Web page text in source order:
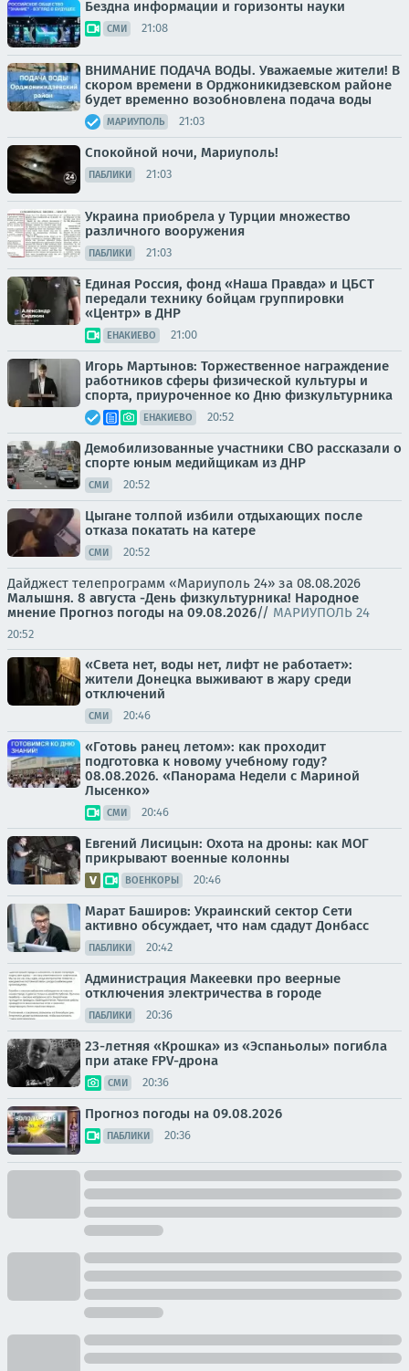
Бездна информации и горизонты науки
СМИ 21:08
ВНИМАНИЕ ПОДАЧА ВОДЫ. Уважаемые жители! В
скором времени в Орджоникидзевском районе
будет временно возобновлена подача воды
МАРИУПОЛЬ 21:03
Спокойной ночи, Мариуполь!
ПАБЛИКИ 21:03
Украина приобрела у Турции множество
различного вооружения
ПАБЛИКИ 21:03
Единая Россия, фонд «Наша Правда» и ЦБСТ
передали технику бойцам группировки
«Центр» в ДНР
ЕНАКИЕВО 21:00
Игорь Мартынов: Торжественное награждение
работников сферы физической культуры и
спорта, приуроченное ко Дню физкультурника
ЕНАКИЕВО 20:52
Демобилизованные участники СВО рассказали о
спорте юным медийщикам из ДНР
СМИ 20:52
Цыгане толпой избили отдыхающих после
отказа покатать на катере
СМИ 20:52
Дайджест телепрограмм «Мариуполь 24» за 08.08.2026
Малышня. 8 августа -День физкультурника! Народное
мнение Прогноз погоды на 09.08.2026// МАРИУПОЛЬ 24
20:52
«Света нет, воды нет, лифт не работает»:
жители Донецка выживают в жару среди
отключений
СМИ 20:46
«Готовь ранец летом»: как проходит
подготовка к новому учебному году?
08.08.2026. «Панорама Недели с Мариной
Лысенко»
СМИ 20:46
Евгений Лисицын: Охота на дроны: как МОГ
прикрывают военные колонны
ВОЕНКОРЫ 20:46
Марат Баширов: Украинский сектор Сети
активно обсуждает, что нам сдадут Донбасс
ПАБЛИКИ 20:42
Администрация Макеевки про веерные
отключения электричества в городе
ПАБЛИКИ 20:36
23-летняя «Крошка» из «Эспаньолы» погибла
при атаке FPV-дрона
СМИ 20:36
Прогноз погоды на 09.08.2026
ПАБЛИКИ 20:36